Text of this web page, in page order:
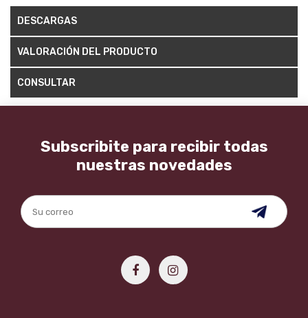
DESCARGAS
VALORACIÓN DEL PRODUCTO
CONSULTAR
Subscribite para recibir todas
nuestras novedades